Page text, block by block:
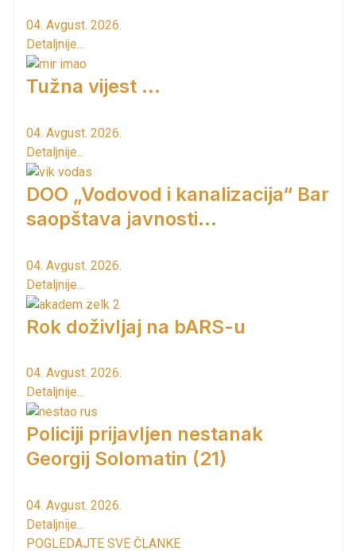
04. Avgust. 2026.
Detaljnije...
Tužna vijest ...
04. Avgust. 2026.
Detaljnije...
DOO „Vodovod i kanalizacija“ Bar
saopštava javnosti...
04. Avgust. 2026.
Detaljnije...
Rok doživljaj na bARS-u
04. Avgust. 2026.
Detaljnije...
Policiji prijavljen nestanak
Georgij Solomatin (21)
04. Avgust. 2026.
Detaljnije...
POGLEDAJTE SVE ČLANKE